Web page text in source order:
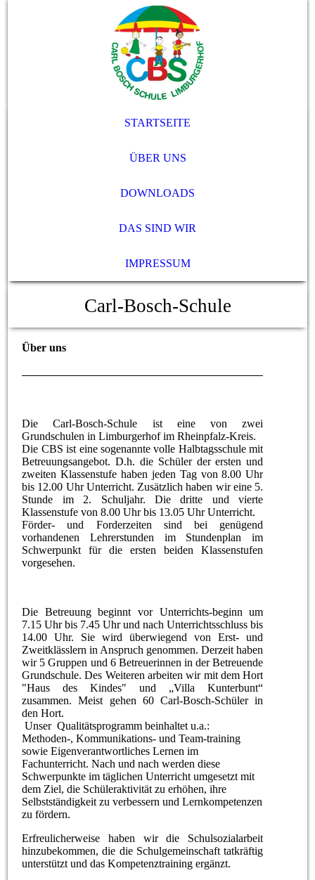
STARTSEITE
ÜBER UNS
DOWNLOADS
DAS SIND WIR
IMPRESSUM
Carl-Bosch-Schule
Über uns
Die Carl-Bosch-Schule ist eine von zwei
Grundschulen in Limburgerhof im Rheinpfalz-Kreis.
Die CBS ist eine sogenannte volle Halbtagsschule mit
Betreuungsangebot. D.h. die Schüler der ersten und
zweiten Klassenstufe haben jeden Tag von 8.00 Uhr
bis 12.00 Uhr Unterricht. Zusätzlich haben wir eine 5.
Stunde im 2. Schuljahr. Die dritte und vierte
Klassenstufe von 8.00 Uhr bis 13.05 Uhr Unterricht.
Förder- und Forderzeiten sind bei genügend
vorhandenen Lehrerstunden im Stundenplan im
Schwerpunkt für die ersten beiden Klassenstufen
vorgesehen.
Die Betreuung beginnt vor Unterrichts-beginn um
7.15 Uhr bis 7.45 Uhr und nach Unterrichtsschluss bis
14.00 Uhr. Sie wird überwiegend von Erst- und
Zweitklässlern in Anspruch genommen. Derzeit haben
wir 5 Gruppen und 6 Betreuerinnen in der Betreuende
Grundschule. Des Weiteren arbeiten wir mit dem Hort
"Haus des Kindes" und „Villa Kunterbunt“
zusammen. Meist gehen 60 Carl-Bosch-Schüler in
den Hort.
Unser Qualitätsprogramm beinhaltet u.a.:
Methoden-, Kommunikations- und Team-training
sowie Eigenverantwortliches Lernen im
Fachunterricht. Nach und nach werden diese
Schwerpunkte im täglichen Unterricht umgesetzt mit
dem Ziel, die Schüleraktivität zu erhöhen, ihre
Selbstständigkeit zu verbessern und Lernkompetenzen
zu fördern.
Erfreulicherweise haben wir die Schulsozialarbeit
hinzubekommen, die die Schulgemeinschaft tatkräftig
unterstützt und das Kompetenztraining ergänzt.